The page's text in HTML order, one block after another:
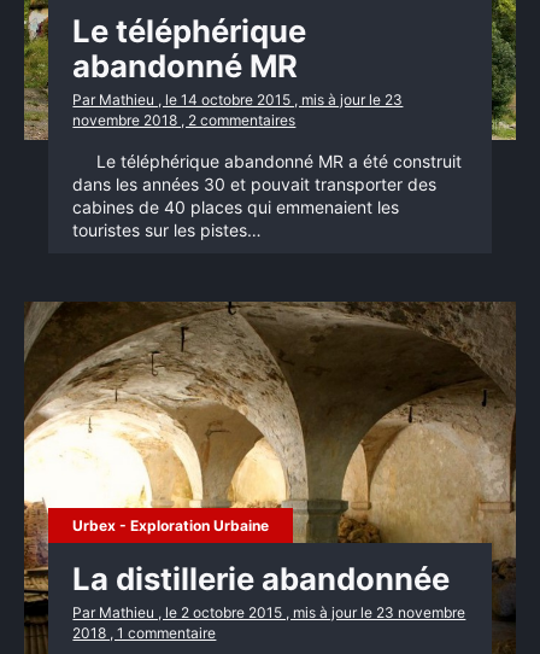
Le téléphérique
abandonné MR
Par Mathieu , le 14 octobre 2015 , mis à jour le 23
novembre 2018 , 2 commentaires
Le téléphérique abandonné MR a été construit
dans les années 30 et pouvait transporter des
cabines de 40 places qui emmenaient les
touristes sur les pistes…
Urbex - Exploration Urbaine
La distillerie abandonnée
Par Mathieu , le 2 octobre 2015 , mis à jour le 23 novembre
2018 , 1 commentaire
Rechercher